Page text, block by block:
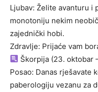
Ljubav: Želite avanturu i
monotoniju nekim
zajednički hobi.
Zdravlje: Prijaće vam
Škorpija (23. oktobar
Posao: Danas rješavate
paberologiju vezanu za